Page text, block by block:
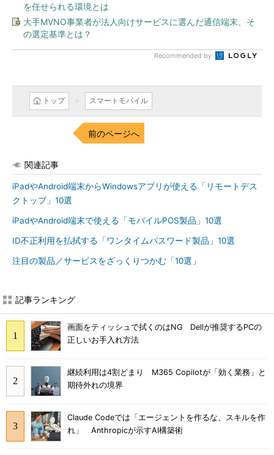
を任せられる環境とは
大手MVNO事業者が法人向けサービスに選んだ通信端末、そ
の選定基準とは？
Recommended by
トップ スマートモバイル
前のページへ
関連記事
iPadやAndroid端末からWindowsアプリが使える「リモートデス
クトップ」10選
iPadやAndroid端末で使える「モバイルPOS製品」10選
ID不正利用を払拭する「ワンタイムパスワード製品」10選
注目の製品／サービスをざっくりつかむ「10選」
記事ランキング
画面をティッシュで拭くのはNG Dellが推奨するPCの
正しいお手入れ方法
継続利用は4割どまり M365 Copilotが「効く業務」と
期待外れの境界
Claude Codeでは「エージェントを作るな、スキルを作
れ」 Anthropicが示すAI構築術